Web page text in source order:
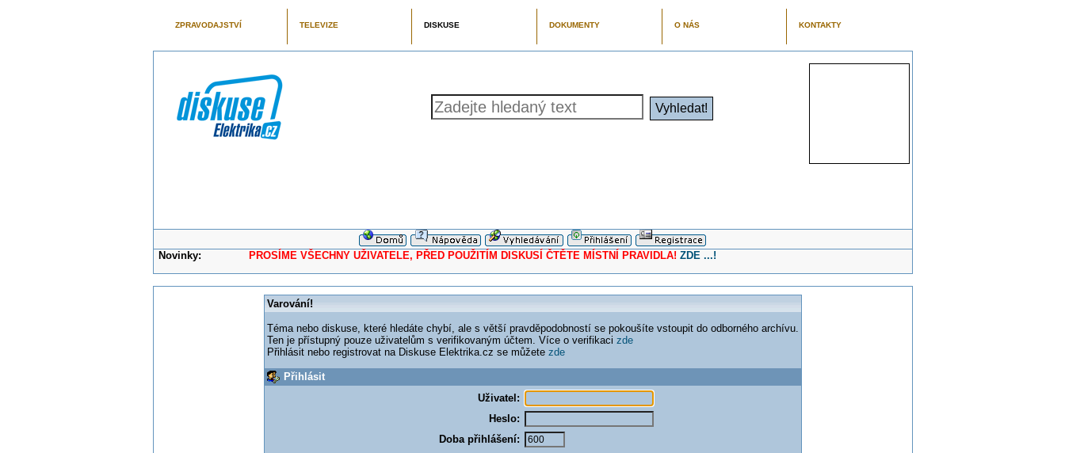
ZPRAVODAJSTVÍ TELEVIZE DISKUSE DOKUMENTY O NÁS KONTAKTY
Novinky: PROSÍME VŠECHNY UŽIVATELE, PŘED POUŽITÍM DISKUSÍ ČTĚTE MÍSTNÍ PRAVIDLA! ZDE ...!
Varování!
Téma nebo diskuse, které hledáte chybí, ale s větší pravděpodobností se pokoušíte vstoupit do odborného archívu.
Ten je přístupný pouze uživatelům s verifikovaným účtem. Více o verifikaci zde
Přihlásit nebo registrovat na Diskuse Elektrika.cz se můžete zde
Přihlásit
Uživatel:
Heslo:
Doba přihlášení: